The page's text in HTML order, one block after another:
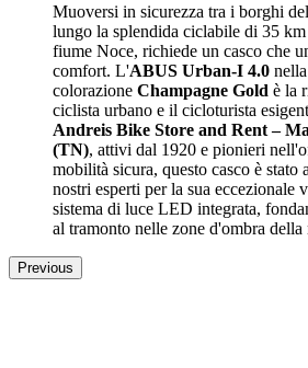
Muoversi in sicurezza tra i borghi
lungo la splendida ciclabile di 35
fiume Noce, richiede un casco che
comfort. L'ABUS Urban-I 4.0
colorazione Champagne Gold è la
ciclista urbano e il cicloturista
Andreis Bike Store and Rent –
(TN), attivi dal 1920 e pionieri
mobilità sicura, questo casco è stato
nostri esperti per la sua eccezionale
sistema di luce LED integrata,
al tramonto nelle zone d'ombra della
Previous